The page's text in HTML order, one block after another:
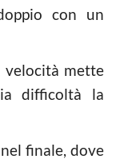
con un
velocità mette
difficoltà la
finale, dove